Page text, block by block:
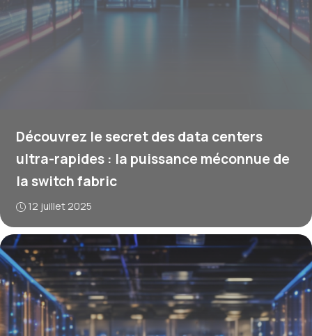
Découvrez le secret des data centers
ultra-rapides : la puissance méconnue de
la switch fabric
12 juillet 2025